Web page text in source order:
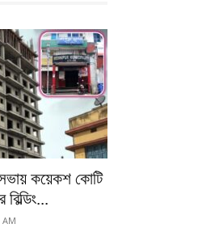
কয়েকশ কোটি